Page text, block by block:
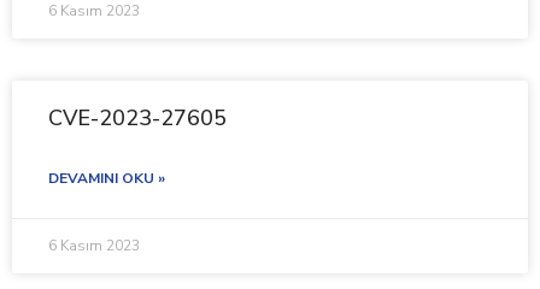
6 Kasım 2023
CVE-2023-27605
DEVAMINI OKU »
6 Kasım 2023